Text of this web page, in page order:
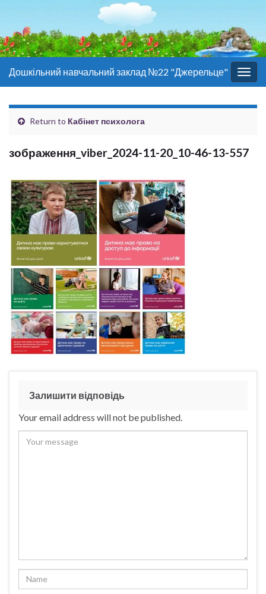
Дошкільний навчальний заклад №22 "Джерельце"
Return to Кабінет психолога
зображення_viber_2024-11-20_10-46-13-557
Залишити відповідь
Your email address will not be published.